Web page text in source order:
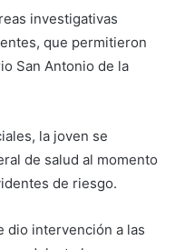
investigativas
que permitieron
San Antonio de la
la joven se
de salud al momento
de riesgo.
dio intervención a las